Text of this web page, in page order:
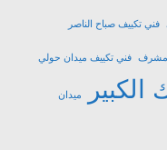
فني تكييف صباح الناصر
مشرف فني تكييف ميدان حولي
الكبير ميدان